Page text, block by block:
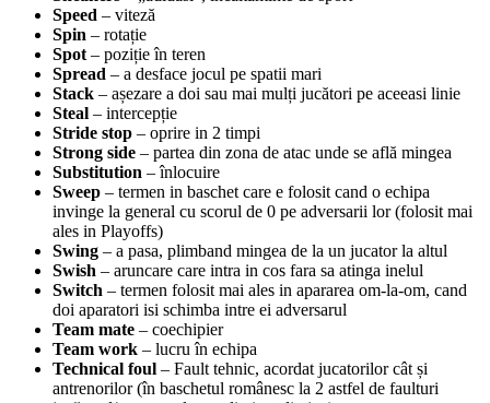
Speed – viteză
Spin – rotație
Spot – poziție în teren
Spread – a desface jocul pe spatii mari
Stack – așezare a doi sau mai mulți jucători pe aceeasi linie
Steal – intercepție
Stride stop – oprire in 2 timpi
Strong side – partea din zona de atac unde se află mingea
Substitution – înlocuire
Sweep – termen in baschet care e folosit cand o echipa
invinge la general cu scorul de 0 pe adversarii lor (folosit mai
ales in Playoffs)
Swing – a pasa, plimband mingea de la un jucator la altul
Swish – aruncare care intra in cos fara sa atinga inelul
Switch – termen folosit mai ales in apararea om-la-om, cand
doi aparatori isi schimba intre ei adversarul
Team mate – coechipier
Team work – lucru în echipa
Technical foul – Fault tehnic, acordat jucatorilor cât și
antrenorilor (în baschetul românesc la 2 astfel de faulturi